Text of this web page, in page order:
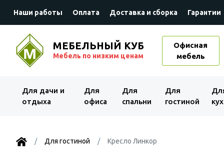
Наши работы Оплата Доставка и сборка Гарантии
МЕБЕЛЬНЫЙ КУБ
Мебель по низким ценам
Офисная
мебель
Для дачи и
отдыха
Для
офиса
Для
спальни
Для
гостиной
Для гостиной Кресло Линкор